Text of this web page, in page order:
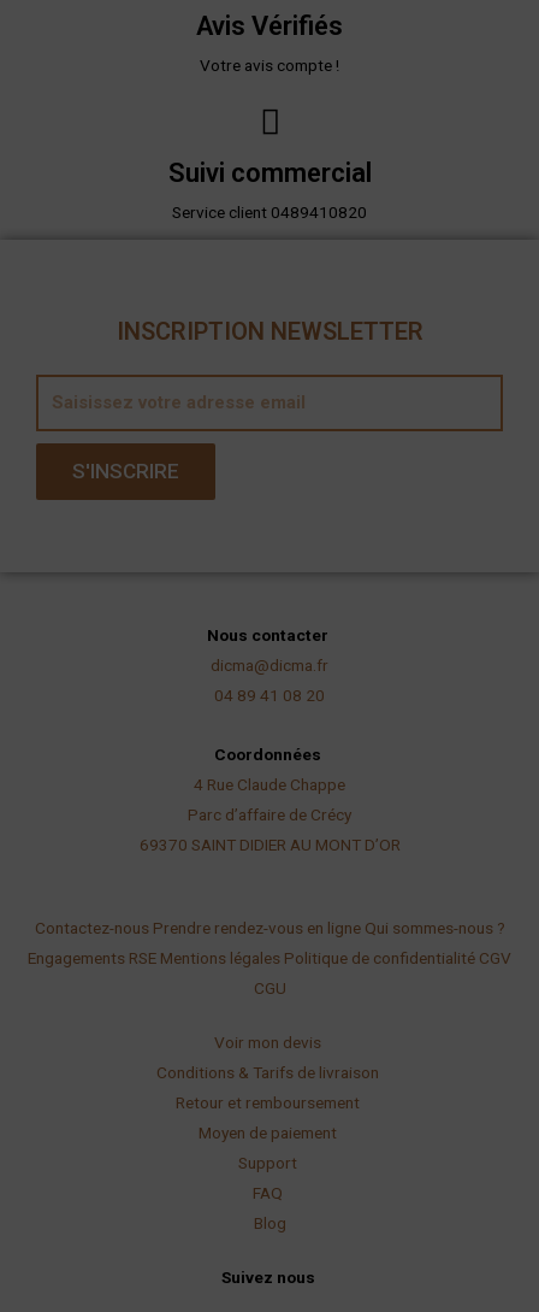
Avis Vérifiés
Votre avis compte !
Suivi commercial
Service client 0489410820
INSCRIPTION NEWSLETTER
a
S'INSCRIRE
Nous contacter
dicma@dicma.fr
04 89 41 08 20
Coordonnées
4 Rue Claude Chappe
Parc d’affaire de Crécy
69370 SAINT DIDIER AU MONT D’OR
Contactez-nous Prendre rendez-vous en ligne Qui sommes-nous ?
Engagements RSE Mentions légales Politique de confidentialité CGV
CGU
Voir mon devis
Conditions & Tarifs de livraison
Retour et remboursement
Moyen de paiement
Support
FAQ
Blog
Suivez nous